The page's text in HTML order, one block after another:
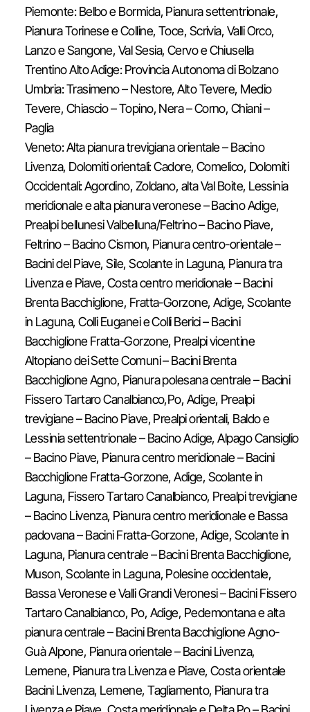
Piemonte: Belbo e Bormida, Pianura settentrionale,
Pianura Torinese e Colline, Toce, Scrivia, Valli Orco,
Lanzo e Sangone, Val Sesia, Cervo e Chiusella
Trentino Alto Adige: Provincia Autonoma di Bolzano
Umbria: Trasimeno – Nestore, Alto Tevere, Medio
Tevere, Chiascio – Topino, Nera – Corno, Chiani –
Paglia
Veneto: Alta pianura trevigiana orientale – Bacino
Livenza, Dolomiti orientali: Cadore, Comelico, Dolomiti
Occidentali: Agordino, Zoldano, alta Val Boite, Lessinia
meridionale e alta pianura veronese – Bacino Adige,
Prealpi bellunesi Valbelluna/Feltrino – Bacino Piave,
Feltrino – Bacino Cismon, Pianura centro-orientale –
Bacini del Piave, Sile, Scolante in Laguna, Pianura tra
Livenza e Piave, Costa centro meridionale – Bacini
Brenta Bacchiglione, Fratta-Gorzone, Adige, Scolante
in Laguna, Colli Euganei e Colli Berici – Bacini
Bacchiglione Fratta-Gorzone, Prealpi vicentine
Altopiano dei Sette Comuni – Bacini Brenta
Bacchiglione Agno, Pianura polesana centrale – Bacini
Fissero Tartaro Canalbianco,Po, Adige, Prealpi
trevigiane – Bacino Piave, Prealpi orientali, Baldo e
Lessinia settentrionale – Bacino Adige, Alpago Cansiglio
– Bacino Piave, Pianura centro meridionale – Bacini
Bacchiglione Fratta-Gorzone, Adige, Scolante in
Laguna, Fissero Tartaro Canalbianco, Prealpi trevigiane
– Bacino Livenza, Pianura centro meridionale e Bassa
padovana – Bacini Fratta-Gorzone, Adige, Scolante in
Laguna, Pianura centrale – Bacini Brenta Bacchiglione,
Muson, Scolante in Laguna, Polesine occidentale,
Bassa Veronese e Valli Grandi Veronesi – Bacini Fissero
Tartaro Canalbianco, Po, Adige, Pedemontana e alta
pianura centrale – Bacini Brenta Bacchiglione Agno-
Guà Alpone, Pianura orientale – Bacini Livenza,
Lemene, Pianura tra Livenza e Piave, Costa orientale
Bacini Livenza, Lemene, Tagliamento, Pianura tra